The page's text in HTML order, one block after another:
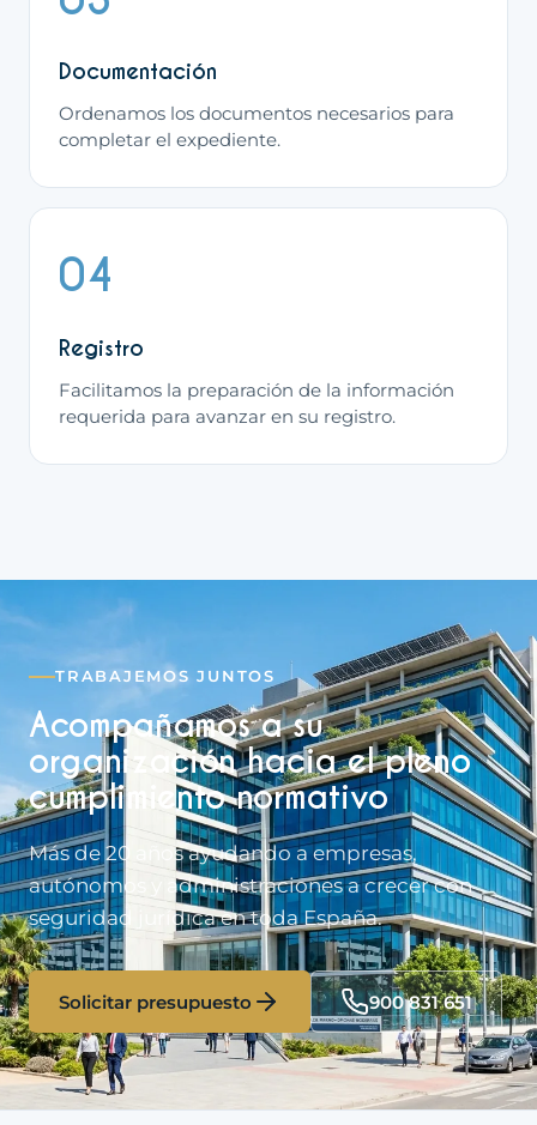
Documentación
Ordenamos los documentos necesarios para
completar el expediente.
04
Registro
Facilitamos la preparación de la información
requerida para avanzar en su registro.
TRABAJEMOS JUNTOS
Acompañamos a su
organización hacia el pleno
cumplimiento normativo
Más de 20 años ayudando a empresas,
autónomos y administraciones a crecer con
seguridad jurídica en toda España.
Solicitar presupuesto 900 831 651